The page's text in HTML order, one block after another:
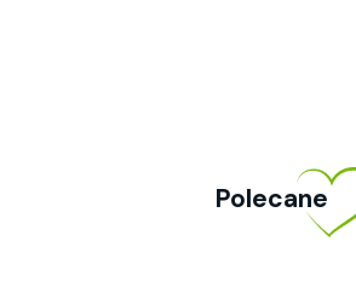
Polecane